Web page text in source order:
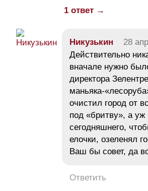
1 ответ →
Никузькин 28
Действительно
вначале нужно
директора
маньяка-
очистил город от
под «бритву», а уж
сегодняшнего,
елочки, озеленял
Ваш бы совет, да
Ответить